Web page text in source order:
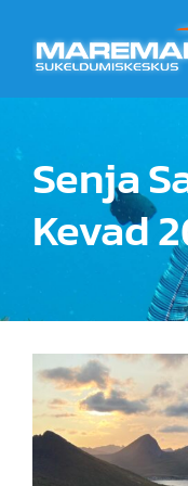
content
Senja
Kevad